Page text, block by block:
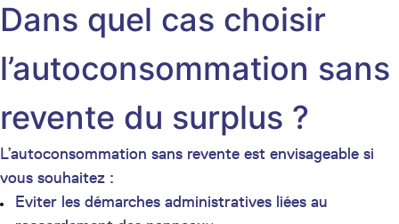
Dans quel cas choisir
l’autoconsommation sans
revente du surplus ?
L’autoconsommation sans revente est envisageable si
vous souhaitez :
Eviter les démarches administratives liées au